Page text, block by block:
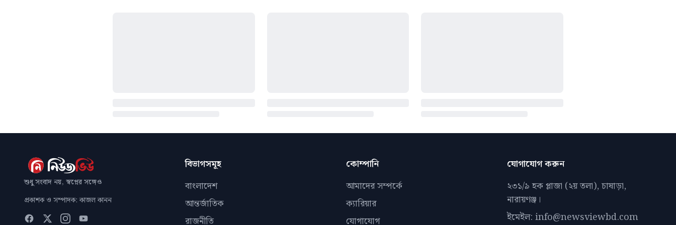
শুধু সংবাদ নয়, স্বপ্নের সঙ্গেও
প্রকাশক ও সম্পাদক: কাজল কানন
বিভাগসমূহ
বাংলাদেশ
আন্তর্জাতিক
রাজনীতি
কোম্পানি
আমাদের সম্পর্কে
ক্যারিয়ার
যোগাযোগ
যোগাযোগ করুন
২৩১/৯ হক প্লাজা (২য় তলা), চাষাড়া,
নারায়ণঞ্জ।
ইমেইল: info@newsviewbd.com